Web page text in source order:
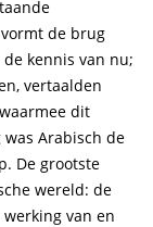
de brug
kennis van nu;
vertaalden
dit
Arabisch de
De grootste
wereld: de
van en